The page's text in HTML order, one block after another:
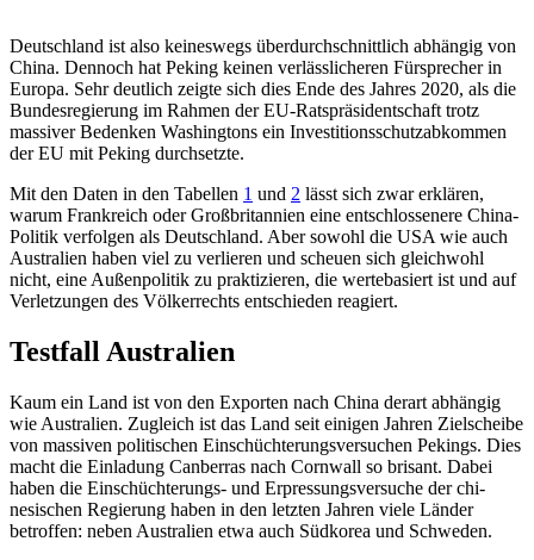
Deutschland ist also keineswegs überdurchschnittlich abhängig von
China. Den­noch hat Peking keinen verlässlicheren Fürsprecher in
Europa. Sehr deutlich zeigte sich dies Ende des Jahres 2020, als die
Bun­desregierung im Rahmen der EU-Ratspräsi­dentschaft trotz
massiver Bedenken Wa­shing­tons ein Investitionsschutzabkommen
der EU mit Peking durchsetzte.
Mit den Daten in den Tabellen 1 und 2 lässt sich zwar erklären,
warum Frankreich oder Großbritannien eine entschlossenere China-
Politik verfolgen als Deutschland. Aber sowohl die USA wie auch
Australien haben viel zu verlieren und scheuen sich gleich­wohl
nicht, eine Außenpolitik zu praktizie­ren, die wertebasiert ist und auf
Verletzun­gen des Völkerrechts entschieden reagiert.
Testfall Australien
Kaum ein Land ist von den Exporten nach China derart abhängig
wie Australien. Zugleich ist das Land seit einigen Jahren Zielscheibe
von massiven politischen Ein­schüchterungsversuchen Pekings. Dies
macht die Einladung Canberras nach Corn­wall so brisant. Dabei
haben die Einschüchterungs- und Erpressungsversuche der chi­
nesischen Regierung haben in den letzten Jahren viele Länder
betroffen: neben Austra­lien etwa auch Südkorea und Schweden.